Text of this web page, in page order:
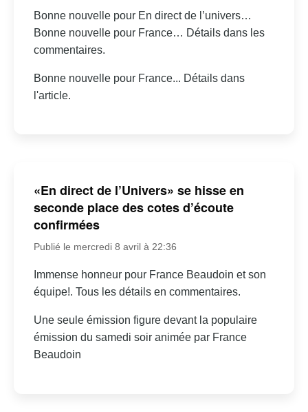
Bonne nouvelle pour En direct de l’univers…
Bonne nouvelle pour France… Détails dans les
commentaires.
Bonne nouvelle pour France... Détails dans
l'article.
«En direct de l’Univers» se hisse en
seconde place des cotes d’écoute
confirmées
Publié le mercredi 8 avril à 22:36
Immense honneur pour France Beaudoin et son
équipe!. Tous les détails en commentaires.
Une seule émission figure devant la populaire
émission du samedi soir animée par France
Beaudoin